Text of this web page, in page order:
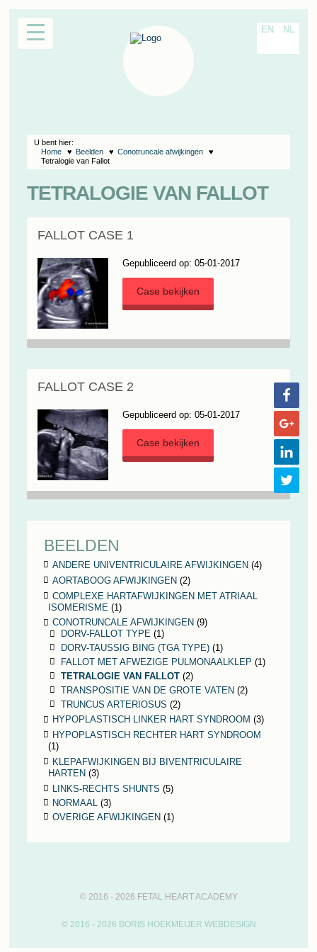
NL
EN
U bent hier:
Home
Beelden
Conotruncale afwijkingen
Tetralogie van Fallot
TETRALOGIE VAN FALLOT
FALLOT CASE 1
Gepubliceerd op: 05-01-2017
Case bekijken
FALLOT CASE 2
Gepubliceerd op: 05-01-2017
Case bekijken
BEELDEN
ANDERE UNIVENTRICULAIRE AFWIJKINGEN (4)
AORTABOOG AFWIJKINGEN (2)
COMPLEXE HARTAFWIJKINGEN MET ATRIAAL
ISOMERISME (1)
CONOTRUNCALE AFWIJKINGEN (9)
DORV-FALLOT TYPE (1)
DORV-TAUSSIG BING (TGA TYPE) (1)
FALLOT MET AFWEZIGE PULMONAALKLEP (1)
TETRALOGIE VAN FALLOT (2)
TRANSPOSITIE VAN DE GROTE VATEN (2)
TRUNCUS ARTERIOSUS (2)
HYPOPLASTISCH LINKER HART SYNDROOM (3)
HYPOPLASTISCH RECHTER HART SYNDROOM
(1)
KLEPAFWIJKINGEN BIJ BIVENTRICULAIRE
HARTEN (3)
LINKS-RECHTS SHUNTS (5)
NORMAAL
(3)
OVERIGE AFWIJKINGEN(1)
© 2016 - 2026 FETAL HEART ACADEMY
© 2016 - 2026 BORIS HOEKMEIJER WEBDESIGN